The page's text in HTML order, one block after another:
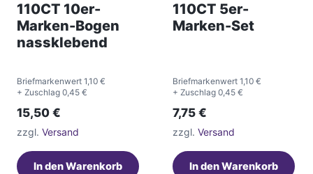
110CT 10er-
Marken-Bogen
nassklebend
Briefmarkenwert 1,10 €
+ Zuschlag 0,45 €
15,50 €
zzgl. Versand
In den Warenkorb
110CT 5er-
Marken-Set
Briefmarkenwert 1,10 €
+ Zuschlag 0,45 €
7,75 €
zzgl. Versand
In den Warenkorb